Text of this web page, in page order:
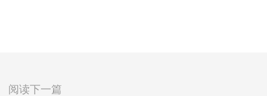
阅读下一篇